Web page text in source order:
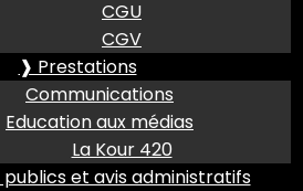
CGU
CGV
❱ Prestations
Communications
Education aux médias
La Kour 420
et avis administratifs